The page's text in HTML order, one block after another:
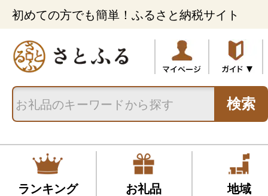
初めての方でも簡単！ふるさと納税サイト
検索
ランキング お礼品 地域